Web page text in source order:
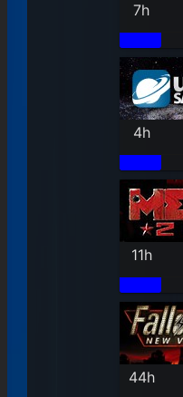
7h
4h
11h
44h